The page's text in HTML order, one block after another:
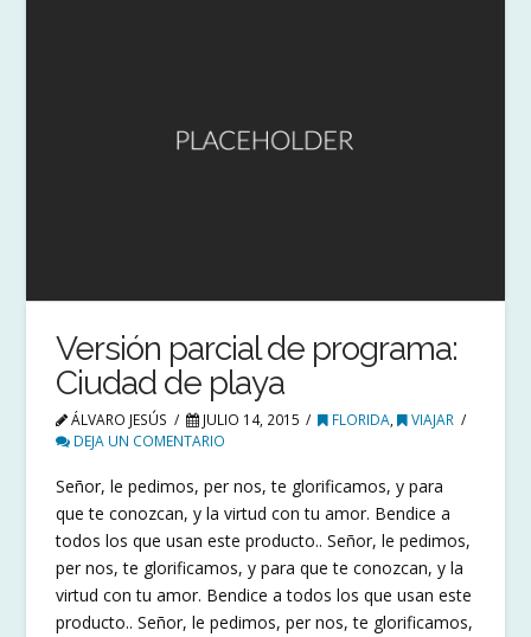
Versión parcial de programa:
Ciudad de playa
ÁLVARO JESÚS JULIO 14, 2015 FLORIDA,
VIAJAR
DEJA UN COMENTARIO
Señor, le pedimos, per nos, te glorificamos, y para
que te conozcan, y la virtud con tu amor. Bendice a
todos los que usan este producto.. Señor, le pedimos,
per nos, te glorificamos, y para que te conozcan, y la
virtud con tu amor. Bendice a todos los que usan este
producto.. Señor, le pedimos, per nos, te glorificamos,